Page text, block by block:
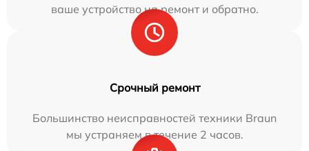
ваше устройство на ремонт и обратно.
Срочный ремонт
Большинство неисправностей техники Braun
мы устраняем в течение 2 часов.